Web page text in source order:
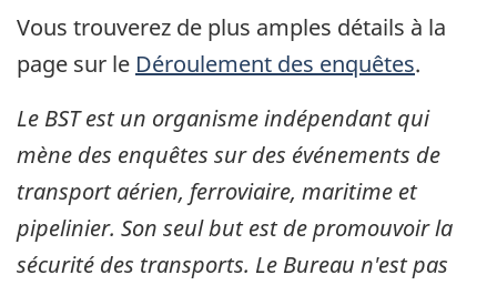
Vous trouverez de plus amples détails à la
page sur le Déroulement des enquêtes.
Le BST est un organisme indépendant qui
mène des enquêtes sur des événements de
transport aérien, ferroviaire, maritime et
pipelinier. Son seul but est de promouvoir la
sécurité des transports. Le Bureau n'est pas